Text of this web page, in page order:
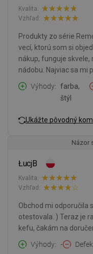
Kvalita:
Vzhľad:
Produkty zo série
vecí, ktorú som si
nákup, funguje
nádobu. Najviac sa mi
Výhody
farba,
štýl
Ukážte pôvodný
Názor
ŁucjB
Kvalita:
Vzhľad:
Obchod mi odporučila
otestovala. ) Teraz je
kefu, čakám na
Výhody
-